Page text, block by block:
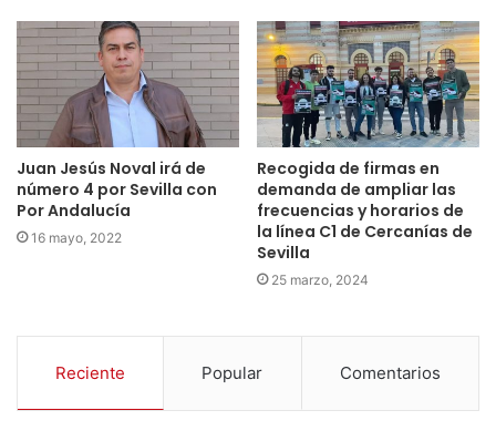
Juan Jesús Noval irá de
número 4 por Sevilla con
Por Andalucía
16 mayo, 2022
Recogida de firmas en
demanda de ampliar las
frecuencias y horarios de
la línea C1 de Cercanías de
Sevilla
25 marzo, 2024
Reciente Popular Comentarios